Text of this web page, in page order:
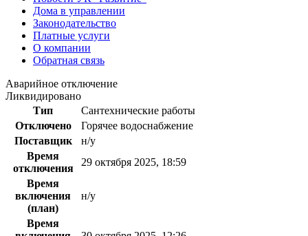
Дома в управлении
Законодательство
Платные услуги
О компании
Обратная связь
Аварийное отключение
Ликвидировано
Тип
Сантехнические работы
Отключено
Горячее водоснабжение
Поставщик
н/у
Время
отключения
29 октября 2025, 18:59
Время
включения
(план)
н/у
Время